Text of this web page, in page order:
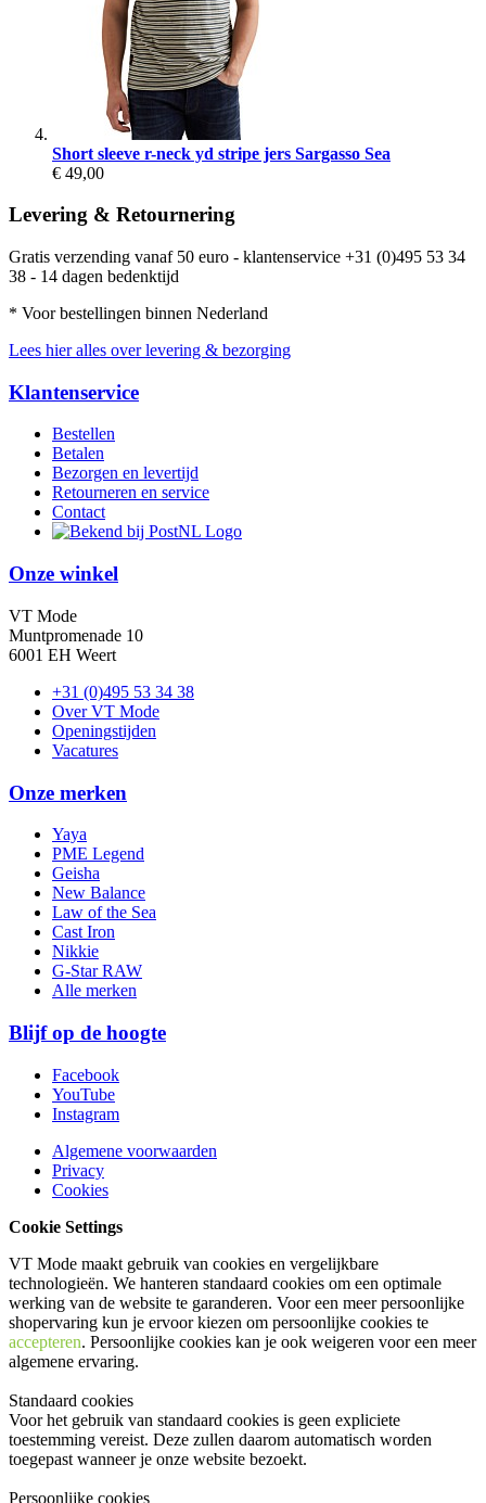
Short sleeve r-neck yd stripe jers Sargasso Sea
€ 49,00
Levering & Retournering
Gratis verzending vanaf 50 euro - klantenservice +31 (0)495 53 34
38 - 14 dagen bedenktijd
* Voor bestellingen binnen Nederland
Lees hier alles over levering & bezorging
Klantenservice
Bestellen
Betalen
Bezorgen en levertijd
Retourneren en service
Contact
Onze winkel
VT Mode
Muntpromenade 10
6001 EH Weert
+31 (0)495 53 34 38
Over VT Mode
Openingstijden
Vacatures
Onze merken
Yaya
PME Legend
Geisha
New Balance
Law of the Sea
Cast Iron
Nikkie
G-Star RAW
Alle merken
Blijf op de hoogte
Facebook
YouTube
Instagram
Algemene voorwaarden
Privacy
Cookies
Cookie Settings
VT Mode maakt gebruik van cookies en vergelijkbare
technologieën. We hanteren standaard cookies om een optimale
werking van de website te garanderen. Voor een meer persoonlijke
shopervaring kun je ervoor kiezen om persoonlijke cookies te
accepteren. Persoonlijke cookies kan je ook weigeren voor een meer
algemene ervaring.
Standaard cookies
Voor het gebruik van standaard cookies is geen expliciete
toestemming vereist. Deze zullen daarom automatisch worden
toegepast wanneer je onze website bezoekt.
Persoonlijke cookies